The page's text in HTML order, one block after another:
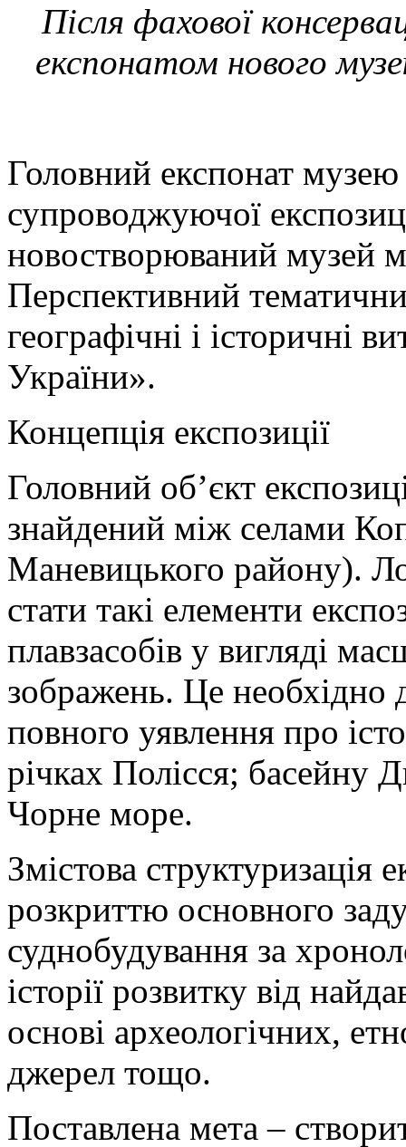
Після фахової
експонатом нового
Головний експонат музею
супроводжуючої
новостворюваний музей
Перспективний
географічні і історичні
України».
Концепція експозиції
Головний об’єкт
знайдений між селами
Маневицького району).
стати такі елементи
плавзасобів у вигляді
зображень. Це необхідно
повного уявлення про
річках Полісся; басейну
Чорне море.
Змістова структуризація
розкриттю основного
суднобудування за
історії розвитку від
основі археологічних,
джерел тощо.
Поставлена мета –